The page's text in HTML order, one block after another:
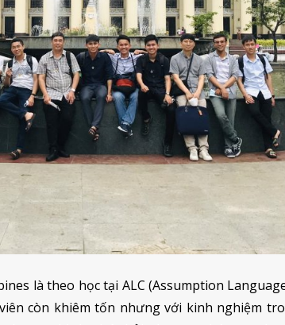
là theo học tại ALC (Assumption
còn khiêm tốn nhưng với kinh nghiệm